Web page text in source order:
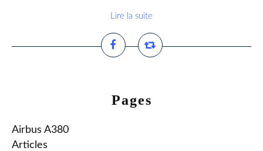
Lire la suite
Pages
Airbus A380
Articles